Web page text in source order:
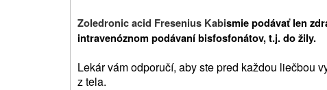
Zoledronic acid Fresenius Kabismie podávať len
intravenóznom podávaní bisfosfonátov, t.j. do žily.
Lekár vám odporučí, aby ste pred každou liečbou
z tela.